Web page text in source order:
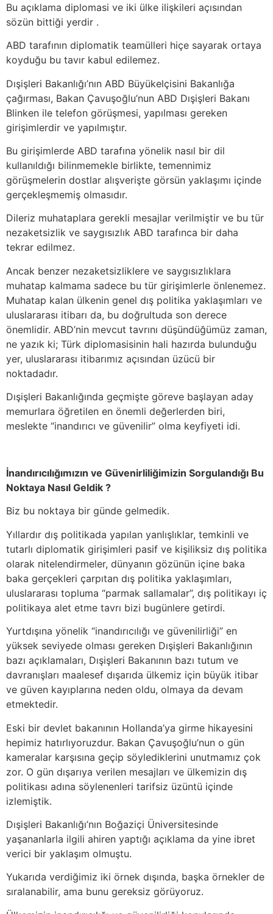
Bu açıklama diplomasi ve iki ülke ilişkileri açısından
sözün bittiği yerdir .
ABD tarafının diplomatik teamülleri hiçe sayarak ortaya
koyduğu bu tavır kabul edilemez.
Dışişleri Bakanlığı’nın ABD Büyükelçisini Bakanlığa
çağırması, Bakan Çavuşoğlu’nun ABD Dışişleri Bakanı
Blinken ile telefon görüşmesi, yapılması gereken
girişimlerdir ve yapılmıştır.
Bu girişimlerde ABD tarafına yönelik nasıl bir dil
kullanıldığı bilinmemekle birlikte, temennimiz
görüşmelerin dostlar alışverişte görsün yaklaşımı içinde
gerçekleşmemiş olmasıdır.
Dileriz muhataplara gerekli mesajlar verilmiştir ve bu tür
nezaketsizlik ve saygısızlık ABD tarafınca bir daha
tekrar edilmez.
Ancak benzer nezaketsizliklere ve saygısızlıklara
muhatap kalmama sadece bu tür girişimlerle önlenemez.
Muhatap kalan ülkenin genel dış politika yaklaşımları ve
uluslararası itibarı da, bu doğrultuda son derece
önemlidir. ABD’nin mevcut tavrını düşündüğümüz zaman,
ne yazık ki; Türk diplomasisinin hali hazırda bulunduğu
yer, uluslararası itibarımız açısından üzücü bir
noktadadır.
Dışişleri Bakanlığında geçmişte göreve başlayan aday
memurlara öğretilen en önemli değerlerden biri,
meslekte “inandırıcı ve güvenilir” olma keyfiyeti idi.
İnandırıcılığımızın ve Güvenirliliğimizin Sorgulandığı Bu
Noktaya Nasıl Geldik ?
Biz bu noktaya bir günde gelmedik.
Yıllardır dış politikada yapılan yanlışlıklar, temkinli ve
tutarlı diplomatik girişimleri pasif ve kişiliksiz dış politika
olarak nitelendirmeler, dünyanın gözünün içine baka
baka gerçekleri çarpıtan dış politika yaklaşımları,
uluslararası topluma “parmak sallamalar”, dış politikayı iç
politikaya alet etme tavrı bizi bugünlere getirdi.
Yurtdışına yönelik “inandırıcılığı ve güvenilirliği” en
yüksek seviyede olması gereken Dışişleri Bakanlığının
bazı açıklamaları, Dışişleri Bakanının bazı tutum ve
davranışları maalesef dışarıda ülkemiz için büyük itibar
ve güven kayıplarına neden oldu, olmaya da devam
etmektedir.
Eski bir devlet bakanının Hollanda’ya girme hikayesini
hepimiz hatırlıyoruzdur. Bakan Çavuşoğlu’nun o gün
kameralar karşısına geçip söylediklerini unutmamız çok
zor. O gün dışarıya verilen mesajları ve ülkemizin dış
politikası adına söylenenleri tarifsiz üzüntü içinde
izlemiştik.
Dışişleri Bakanlığı’nın Boğaziçi Üniversitesinde
yaşananlarla ilgili ahiren yaptığı açıklama da yine ibret
verici bir yaklaşım olmuştu.
Yukarıda verdiğimiz iki örnek dışında, başka örnekler de
sıralanabilir, ama bunu gereksiz görüyoruz.